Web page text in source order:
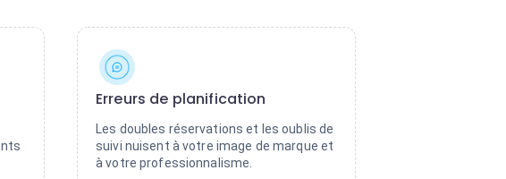
Erreurs de planification
Les doubles réservations et les oublis de
suivi nuisent à votre image de marque et
à votre professionnalisme.